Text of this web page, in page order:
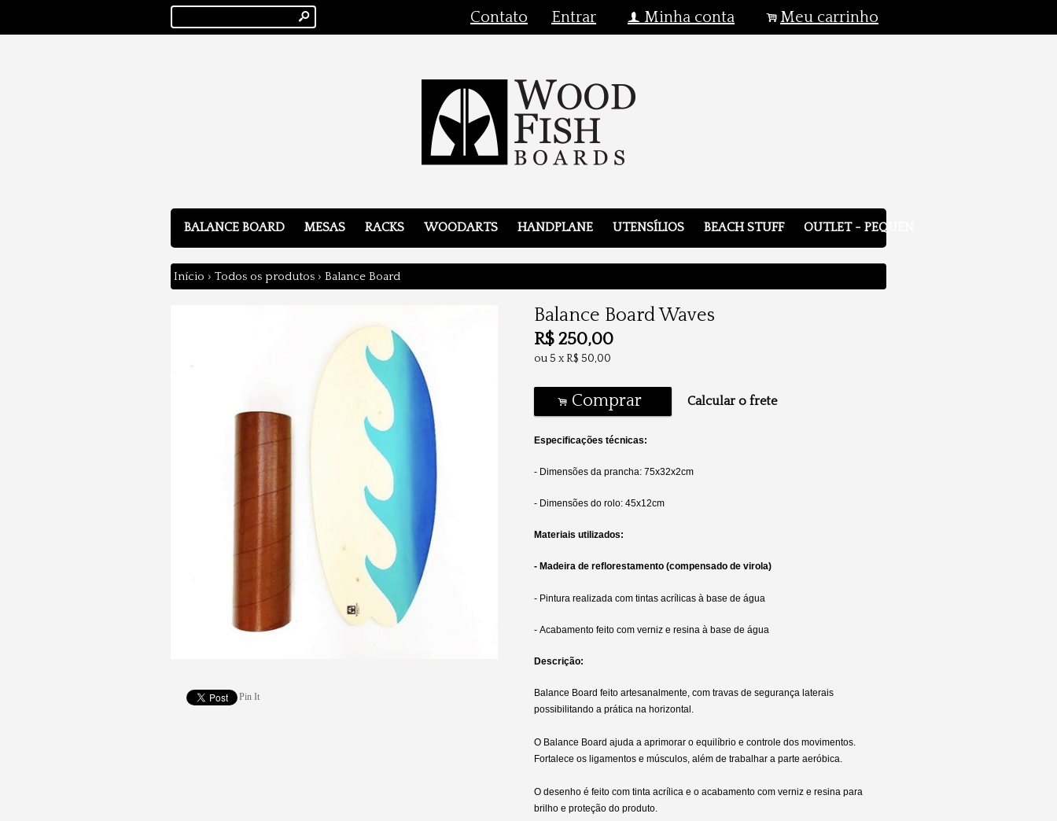
s Contato Entrar f Minha conta .Meu carrinho
BALANCE BOARD MESAS RACKS WOODARTS HANDPLANE UTENSÍLIOS BEACH STUFF OUTLET - PEQUENOS DEFEITOS
Início › Todos os produtos › Balance Board
Pin It
Balance Board Waves
R$ 250,00
ou 5 xR$ 50,00
. Comprar Calcular o frete
Especificações técnicas:
- Dimensões da prancha: 75x32x2cm
- Dimensões do rolo: 45x12cm
Materiais utilizados:
- Madeira de reflorestamento (compensado de virola)
- Pintura realizada com tintas acrílicas à base de água
- Acabamento feito com verniz e resina à base de água
Descrição:
Balance Board feito artesanalmente, com travas de segurança laterais
possibilitando a prática na horizontal.
O Balance Board ajuda a aprimorar o equilíbrio e controle dos movimentos.
Fortalece os ligamentos e músculos, além de trabalhar a parte aeróbica.
O desenho é feito com tinta acrílica e o acabamento com verniz e resina para
brilho e proteção do produto.